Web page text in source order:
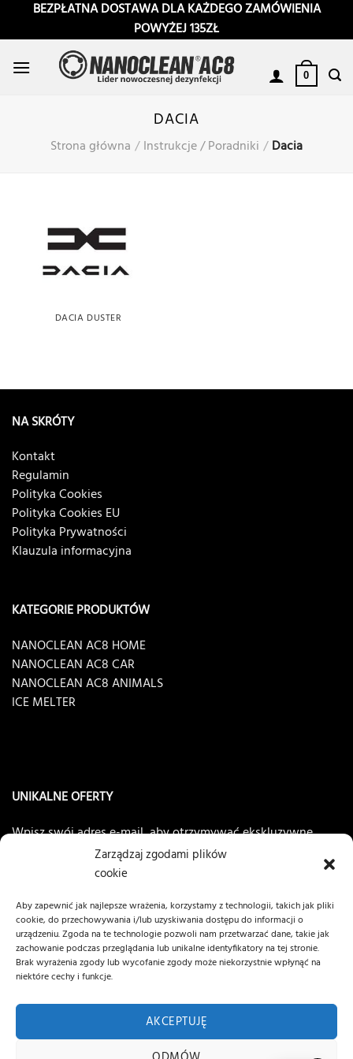
Zarządzaj zgodami plików
cookie
Aby zapewnić jak najlepsze wrażenia, korzystamy z technologii, takich jak pliki
cookie, do przechowywania i/lub uzyskiwania dostępu do informacji o
urządzeniu. Zgoda na te technologie pozwoli nam przetwarzać dane, takie jak
zachowanie podczas przeglądania lub unikalne identyfikatory na tej stronie.
Brak wyrażenia zgody lub wycofanie zgody może niekorzystnie wpłynąć na
niektóre cechy i funkcje.
AKCEPTUJĘ
PrzewińBEZPŁATNA DOSTAWA DLA KAŻDEGO ZAMÓWIENIA
POWYŻEJ 135ZŁ
0
DACIA
Strona główna / Instrukcje / Poradniki / Dacia
DACIA DUSTER
NA SKRÓTY
Kontakt
Regulamin
Polityka Cookies
Polityka Cookies EU
Polityka Prywatności
Klauzula informacyjna
KATEGORIE PRODUKTÓW
NANOCLEAN AC8 HOME
NANOCLEAN AC8 CAR
NANOCLEAN AC8 ANIMALS
ICE MELTER
UNIKALNE OFERTY
Wpisz swój adres e-mail, aby otrzymywać ekskluzywne
NANOCLEAN®AC8
Wszelkie prawa zastrzeżone © 2026 MCPOLSKA.PL